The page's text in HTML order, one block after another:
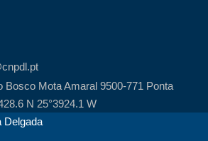
Bosco Mota Amaral 9500-771 Ponta
N 25°3924.1 W
Delgada